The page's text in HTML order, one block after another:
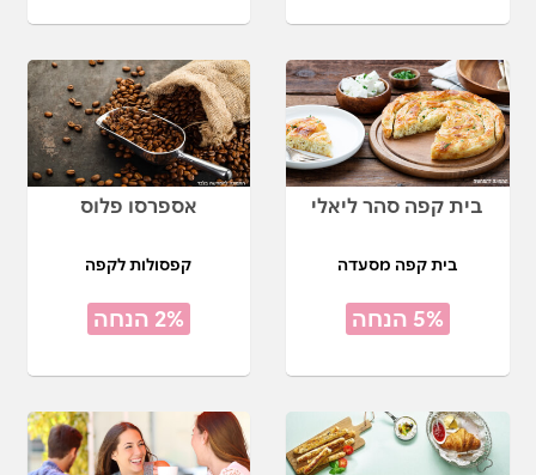
בית קפה סהר ליאלי
בית קפה מסעדה
5% הנחה
אספרסו פלוס
קפסולות לקפה
2% הנחה